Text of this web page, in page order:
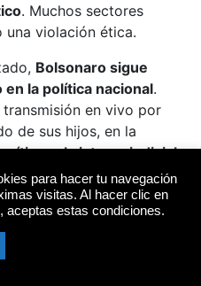
. Muchos sectores
una violación ética.
Bolsonaro sigue
la política nacional.
en vivo por
de sus hijos, en la
al sistema judicial
de expresión.
en 2018,Bolsonaro ha
su mandato
para hacer tu navegación
visitas. Al hacer clic en
aceptas estas condiciones.